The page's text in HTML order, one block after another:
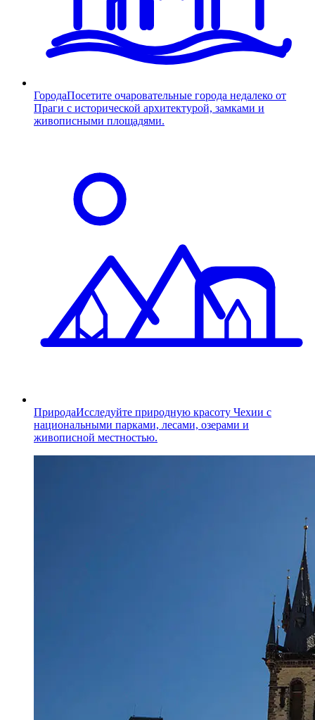
ГородаПосетите очаровательные города недалеко от
Праги с исторической архитектурой, замками и
живописными площадями.
ПриродаИсследуйте природную красоту Чехии с
национальными парками, лесами, озерами и
живописной местностью.